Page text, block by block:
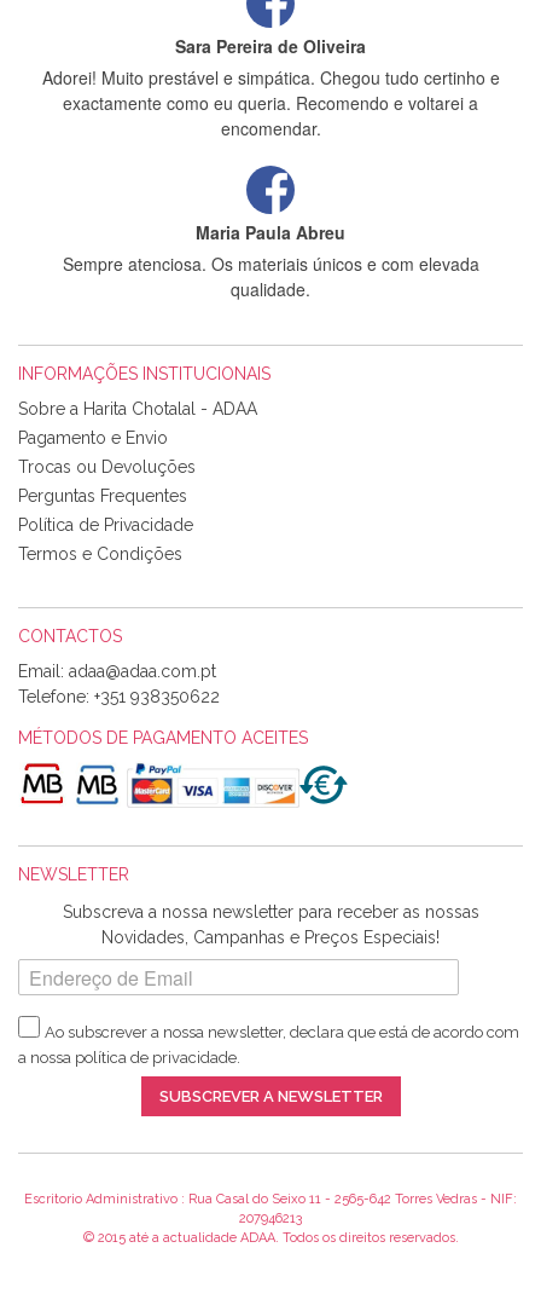
Sara Pereira de Oliveira
Adorei! Muito prestável e simpática. Chegou tudo certinho e
exactamente como eu queria. Recomendo e voltarei a
encomendar.
Maria Paula Abreu
Sempre atenciosa. Os materiais únicos e com elevada
qualidade.
Tudo chegou em condições, pois os produtos vieram muito
bem acondicionados. Estou plenamente satisfeita com os
produtos adquiridos. Relativamente à bolsa, tem um tecido
com um padrão e cores muito bonitas e a execução está
perfeitíssima. Futuramente penso voltar a comprar na vossa
loja, têm excelentes artigos a um preço muito justo. A
Alexandra Morais
Olá boa Noite. Os meus tecidos chegaram hoje. Muito
obrigada pelo miminho que dá um jeitaço pras minhas linhas
de bordar e não sei o que pões nos tecidos, mas que cheiram
maravilhosamente ... cheiram! :) Muito Obrigada.
Harita a minha encomenda já chegou. :) Muito obrigada pela
rapidez no envio, pela qualidade dos materiais que me
enviaste e pela simpatia de sempre. :)
Catarina Amaro
5 estrelas. Gosto muito do serviço. A Harita Chotalal é muito
Recomendo.
INFORMAÇÕES INSTITUCIONAIS
Sobre a Harita Chotalal - ADAA
Pagamento e Envio
Trocas ou Devoluções
Perguntas Frequentes
Política de Privacidade
Termos e Condições
CONTACTOS
Email:
Telefone: +351 938350622
MÉTODOS DE PAGAMENTO ACEITES
NEWSLETTER
Subscreva a nossa newsletter para receber as nossas
Novidades, Campanhas e Preços Especiais!
Ao subscrever a nossa newsletter, declara que está de acordo com
a nossa política de privacidade.
SUBSCREVER A NEWSLETTER
Escritorio Administrativo : Rua Casal do Seixo 11 - 2565-642 Torres Vedras - NIF:
207946213
© 2015 até a actualidade ADAA. Todos os direitos reservados.